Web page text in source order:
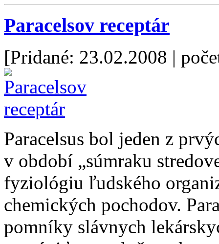
Paracelsov receptár
[Pridané: 23.02.2008 |
Paracelsus bol jeden z
v období „súmraku
fyziológiu ľudského
chemických pochodov.
pomníky slávnych